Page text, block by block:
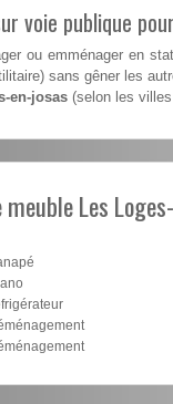
voie publique
ou emménager en
sans gêner les
en-josas (selon les
Les